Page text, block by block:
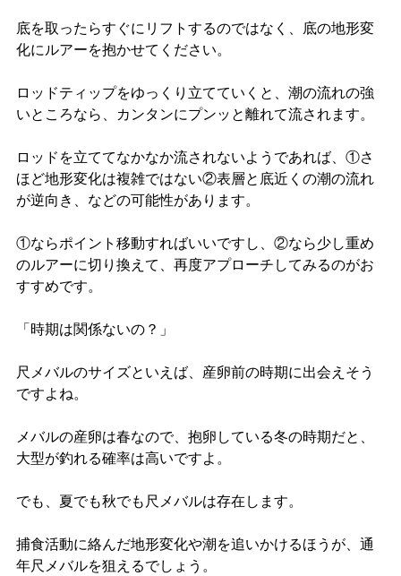
底を取ったらすぐにリフトするのではなく、底の地形変
化にルアーを抱かせてください。
ロッドティップをゆっくり立てていくと、潮の流れの強
いところなら、カンタンにプンッと離れて流されます。
ロッドを立ててなかなか流されないようであれば、①さ
ほど地形変化は複雑ではない②表層と底近くの潮の流れ
が逆向き、などの可能性があります。
①ならポイント移動すればいいですし、②なら少し重め
のルアーに切り換えて、再度アプローチしてみるのがお
すすめです。
「時期は関係ないの？」
尺メバルのサイズといえば、産卵前の時期に出会えそう
ですよね。
メバルの産卵は春なので、抱卵している冬の時期だと、
大型が釣れる確率は高いですよ。
でも、夏でも秋でも尺メバルは存在します。
捕食活動に絡んだ地形変化や潮を追いかけるほうが、通
年尺メバルを狙えるでしょう。